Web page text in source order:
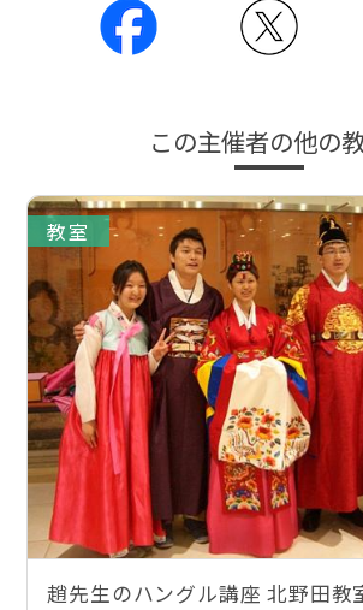
この主催者の他の
教室
趙先生のハングル講座 北野田教